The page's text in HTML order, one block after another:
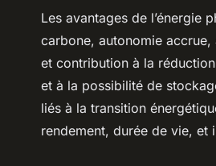
Les avantages de l’énergie
carbone, autonomie
et contribution à la
et à la possibilité de
liés à la transition
rendement, durée de vie, et